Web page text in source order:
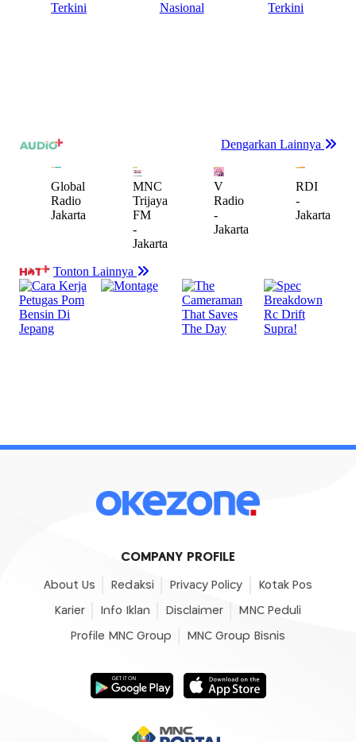
COMPANY PROFILE
About Us Redaksi Privacy Policy Kotak Pos
Karier Info Iklan Disclaimer MNC Peduli
Profile MNC Group MNC Group Bisnis